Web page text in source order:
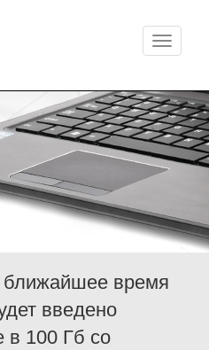
Меню
время
введено
в 100 Гб со